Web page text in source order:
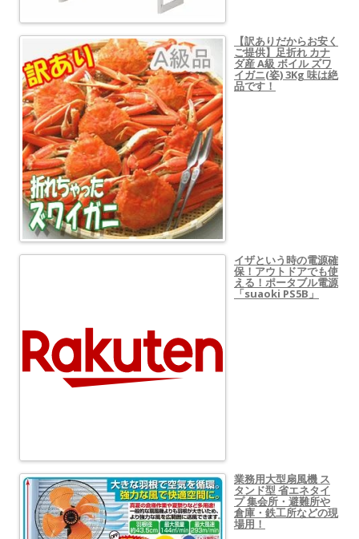
【訳ありだからお安く
ご提供】足折れ カナ
ダ産 A級 ボイル ズワ
イガニ(姿) 3Kg 味は絶
品です！
イザという時の電源確
保！アウトドアでも使
える！ポータブル電源
「suaoki PS5B」
業務用大型扇風機 ス
タンド型 省エネタイ
プ 集会所・避難所や
倉庫・鉄工所などの現
場用！